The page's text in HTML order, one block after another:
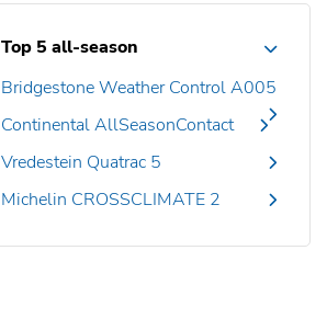
Top 5 all-season
Bridgestone Weather Control A005
Continental AllSeasonContact
Vredestein Quatrac 5
Michelin CROSSCLIMATE 2